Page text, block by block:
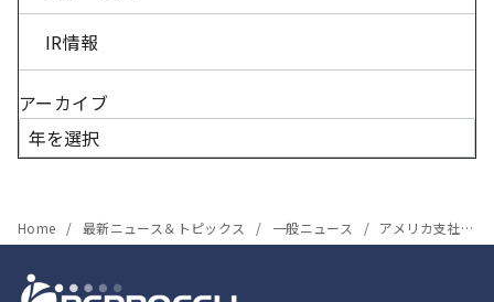
IR情報
アーカイブ
Home 最新ニュース＆トピックス 一般ニュース アメリカ支社開設のお知らせ